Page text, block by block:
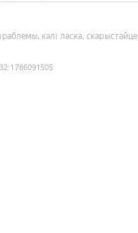
калі ласка, скарыстайце
:1786091505